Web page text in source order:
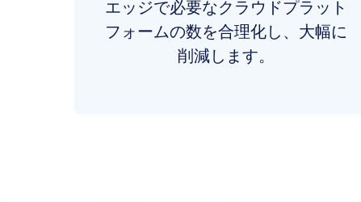
エッジで必要なクラウドプラット
フォームの数を合理化し、大幅に
削減します。